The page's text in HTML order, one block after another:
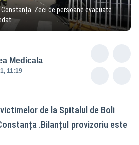
Constanța. Zeci de persoane evacuate
Medicala
11:19
de la Spitalul de Boli
.Bilanțul provizoriu este